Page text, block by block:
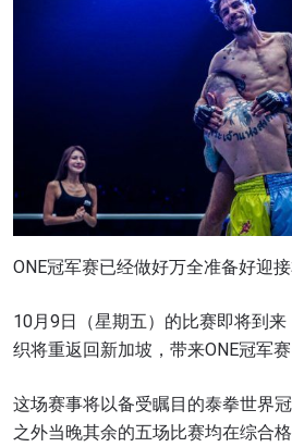
ONE冠军赛已经做好万全准备好迎
10月9日（星期五）的比赛即将到
织将重返回新加坡，带来ONE冠军赛
这场赛事将以备受瞩目的泰拳世界
之外当晚其余的五场比赛均在综合格